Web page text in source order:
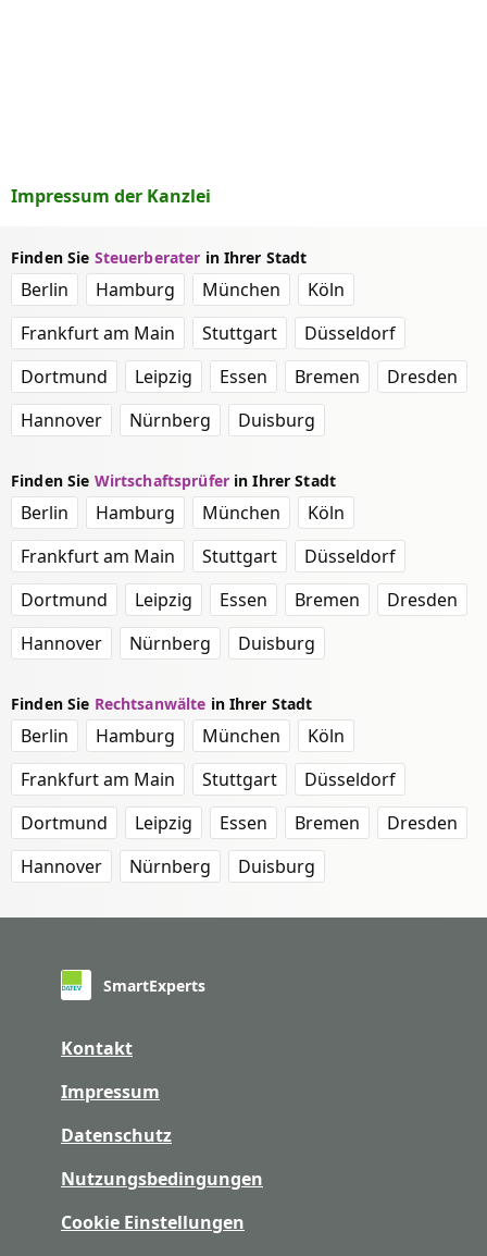
Impressum der Kanzlei
Finden Sie Steuerberater in Ihrer Stadt
Berlin Hamburg München
Köln
Frankfurt am Main
Stuttgart
Düsseldorf
Dortmund
Leipzig Essen Bremen
Dresden
Hannover
Nürnberg Duisburg
Finden Sie Wirtschaftsprüferin Ihrer Stadt
Berlin Hamburg München
Köln
Frankfurt am Main
Stuttgart
Düsseldorf
Dortmund
Leipzig Essen Bremen
Dresden
Hannover
Nürnberg Duisburg
Finden Sie Rechtsanwälte in Ihrer Stadt
Berlin Hamburg München
Köln
Frankfurt am Main
Stuttgart
Düsseldorf
Dortmund
Leipzig Essen Bremen
Dresden
Hannover
Nürnberg Duisburg
SmartExperts
Kontakt
Impressum
Datenschutz
Nutzungsbedingungen
Cookie Einstellungen